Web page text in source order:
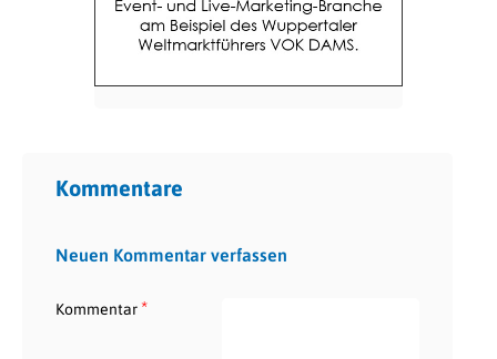
Kommentare
Neuen Kommentar verfassen
Kommentar*